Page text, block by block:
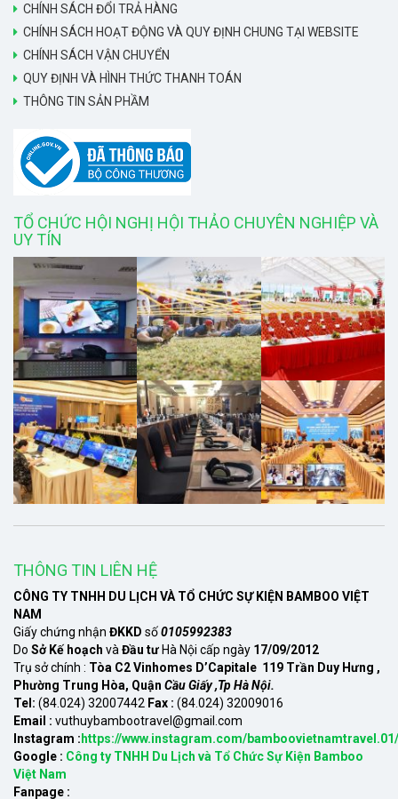
CHÍNH SÁCH ĐỔI TRẢ HÀNG
CHÍNH SÁCH HOẠT ĐỘNG VÀ QUY ĐỊNH CHUNG TẠI WEBSITE
CHÍNH SÁCH VẬN CHUYỂN
QUY ĐỊNH VÀ HÌNH THỨC THANH TOÁN
THÔNG TIN SẢN PHẦM
TỔ CHỨC HỘI NGHỊ HỘI THẢO CHUYÊN NGHIỆP VÀ
UY TÍN
THÔNG TIN LIÊN HỆ
CÔNG TY TNHH DU LỊCH VÀ TỔ CHỨC SỰ KIỆN BAMBOO VIỆT
NAM
Giấy chứng nhận ĐKKD số0105992383
Do Sở Kế hoạch vàĐầu tư Hà Nội cấp ngày 17/09/2012
Trụ sở chính : Tòa C2 Vinhomes D’Capitale 119 Trần Duy Hưng ,
Phường Trung Hòa, Quận Cầu Giấy ,Tp Hà Nội.
Tel: (84.024) 32007442 Fax : (84.024) 32009016
Email : vuthuybambootravel@gmail.com
Instagram : https://www.instagram.com/bamboovietnamtravel.01/
Google : Công ty TNHH Du Lịch và Tổ Chức Sự Kiện Bamboo
Việt Nam
Fanpage :